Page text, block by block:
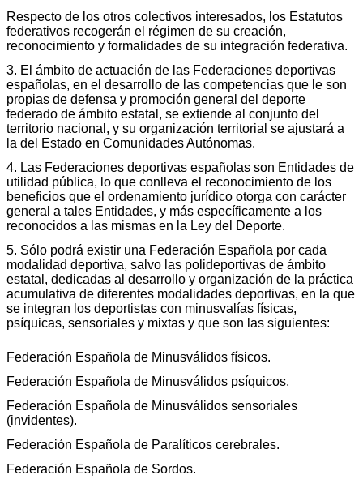
Respecto de los otros colectivos interesados, los Estatutos
federativos recogerán el régimen de su creación,
reconocimiento y formalidades de su integración federativa.
3. El ámbito de actuación de las Federaciones deportivas
españolas, en el desarrollo de las competencias que le son
propias de defensa y promoción general del deporte
federado de ámbito estatal, se extiende al conjunto del
territorio nacional, y su organización territorial se ajustará a
la del Estado en Comunidades Autónomas.
4. Las Federaciones deportivas españolas son Entidades de
utilidad pública, lo que conlleva el reconocimiento de los
beneficios que el ordenamiento jurídico otorga con carácter
general a tales Entidades, y más específicamente a los
reconocidos a las mismas en la Ley del Deporte.
5. Sólo podrá existir una Federación Española por cada
modalidad deportiva, salvo las polideportivas de ámbito
estatal, dedicadas al desarrollo y organización de la práctica
acumulativa de diferentes modalidades deportivas, en la que
se integran los deportistas con minusvalías físicas,
psíquicas, sensoriales y mixtas y que son las siguientes:
Federación Española de Minusválidos físicos.
Federación Española de Minusválidos psíquicos.
Federación Española de Minusválidos sensoriales
(invidentes).
Federación Española de Paralíticos cerebrales.
Federación Española de Sordos.